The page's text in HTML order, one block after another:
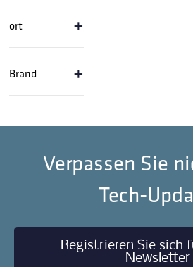
ort
+
Brand +
Verpassen Sie
Tech-
Registrieren Sie sich
Newsletter